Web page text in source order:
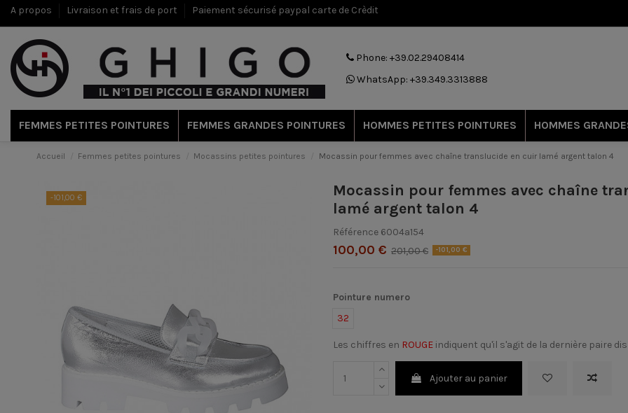
A propos Livraison et frais de port Paiement sécurisé paypal carte de Crèdit
Phone: +39.02.29408414
WhatsApp: +39.349.3313888
FEMMES PETITES POINTURES FEMMES GRANDES POINTURES HOMMES PETITES POINTURES HOMMES
Accueil Femmes petites pointures Mocassins petites pointures Mocassin pour femmes avec chaîne translucide en cuir lamé argent talon 4
-101,00 €
Mocassin pour femmes avec chaîne
lamé argent talon 4
Référence 6004a154
100,00 € 201,00 € -101,00 €
Pointure numero
32
Les chiffres en ROUGE indiquent qu'il s'agit de la dernière paire
Ajouter au panier